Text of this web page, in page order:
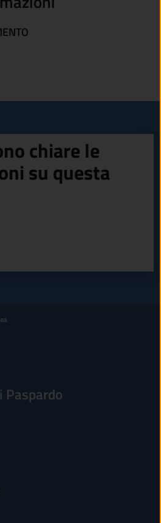
chiare le
su questa
Paspardo